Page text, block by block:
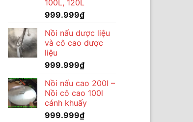
100L, 120L
999.999₫
Nồi nấu dược liệu
và cô cao dược
liệu
999.999₫
Nồi nấu cao 200l –
Nồi cô cao 100l
cánh khuấy
999.999₫